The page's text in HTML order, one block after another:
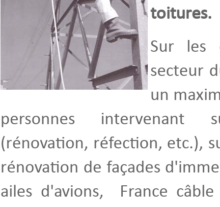
toitures.
Sur les
secteur
un
personnes
(rénovation, réfection, etc.),
rénovation de façades
ailes d'avions, France